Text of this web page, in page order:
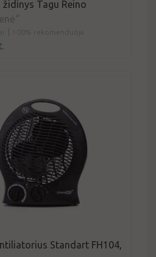
židinys Tagu Reino
Standart FH104,